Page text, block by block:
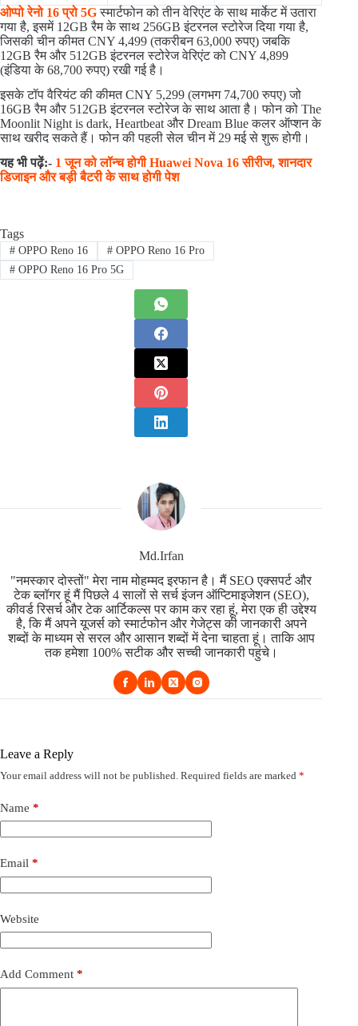
ओप्पो रेनो 16 प्रो 5Gस्मार्टफोन को तीन वेरिएंट के साथ मार्केट में उतारा
गया है, इसमें 12GB रैम के साथ 256GB इंटरनल स्टोरेज दिया गया है,
जिसकी चीन कीमत CNY 4,499 (तकरीबन 63,000 रुपए) जबकि
12GB रैम और 512GB इंटरनल स्टोरेज वेरिएंट को CNY 4,899
(इंडिया के 68,700 रुपए) रखी गई है।
इसके टॉप वैरियंट की कीमत CNY 5,299 (लगभग 74,700 रुपए) जो
16GB रैम और 512GB इंटरनल स्टोरेज के साथ आता है। फोन को The
Moonlit Night is dark, Heartbeat और Dream Blue कलर ऑप्शन के
साथ खरीद सकते हैं। फोन की पहली सेल चीन में 29 मई से शुरू होगी।
यह भी पढ़ें:- 1 जून को लॉन्च होगी Huawei Nova 16 सीरीज, शानदार
डिजाइन और बड़ी बैटरी के साथ होगी पेश
Tags
#OPPO Reno 16 #OPPO Reno 16 Pro
#OPPO Reno 16 Pro 5G
Md.Irfan
"नमस्कार दोस्तों" मेरा नाम मोहम्मद इरफान है। मैं SEO एक्सपर्ट और
टेक ब्लॉगर हूं मैं पिछले 4 सालों से सर्च इंजन ऑप्टिमाइजेशन (SEO),
कीवर्ड रिसर्च और टेक आर्टिकल्स पर काम कर रहा हूं, मेरा एक ही उद्देश्य
है, कि मैं अपने यूजर्स को स्मार्टफोन और गेजेट्स की जानकारी अपने
शब्दों के माध्यम से सरल और आसान शब्दों में देना चाहता हूं। ताकि आप
तक हमेशा 100% सटीक और सच्ची जानकारी पहुंचे।
Leave a Reply
Your email address will not be published. Required fields are marked *
Name *
Email *
Website
Add Comment *